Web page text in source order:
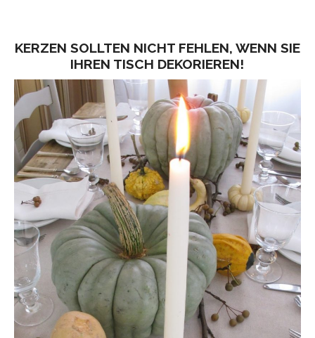
KERZEN SOLLTEN NICHT FEHLEN, WENN SIE
IHREN TISCH DEKORIEREN!